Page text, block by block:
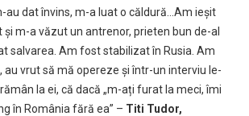
au dat învins, m-a luat o căldură…Am ieșit
m-a văzut un antrenor, prieten bun de-al
salvarea. Am fost stabilizat în Rusia. Am
au vrut să mă opereze și într-un interviu le-
la ei, că dacă „m-ați furat la meci, îmi
în România fără ea” – Titi Tudor,